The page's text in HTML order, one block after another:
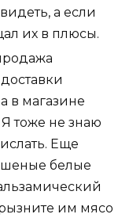
а если
их в плюсы.
в магазине
Я тоже не знаю
Еще
белые
им мясо